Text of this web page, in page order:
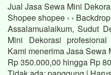
Jual Jasa Sewa Mini
Shopee shopee › ›
Assalamualaikum, Sudut
Mini Dekorasi
Kami menerima Jasa Sewa
Rp 350.000,00 hingga Rp